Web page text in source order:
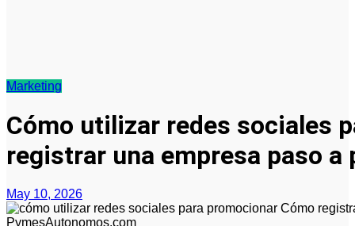
Marketing
Cómo utilizar redes sociales
registrar una empresa paso a
May 10, 2026